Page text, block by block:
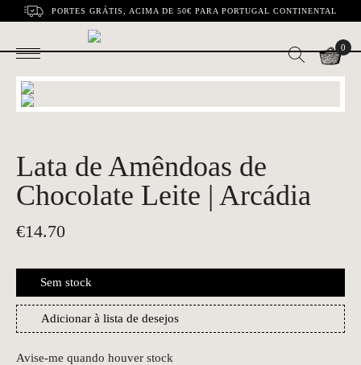
PORTES GRÁTIS, ACIMA DE 50€ PARA PORTUGAL CONTINENTAL
0
Lata de Amêndoas de
Chocolate Leite | Arcádia
€14.70
Sem stock
Adicionar à lista de desejos
Avise-me quando houver stock